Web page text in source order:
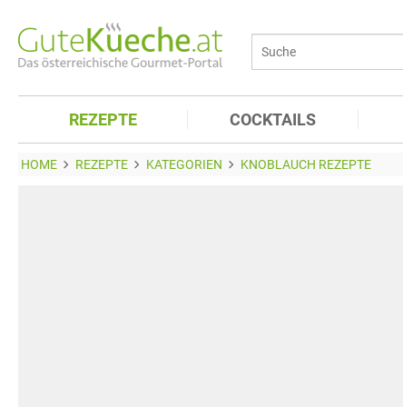
REZEPTE COCKTAILS
HOME REZEPTE KATEGORIEN KNOBLAUCH REZEPTE